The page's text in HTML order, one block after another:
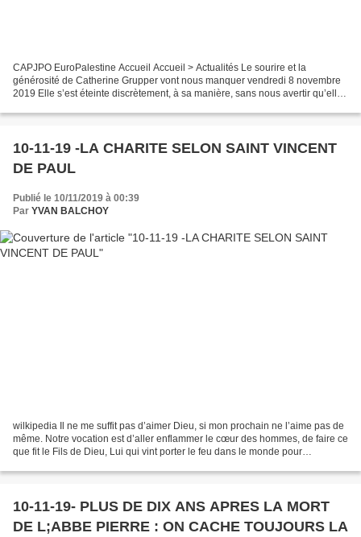
CAPJPO EuroPalestine Accueil Accueil > Actualités Le sourire et la
générosité de Catherine Grupper vont nous manquer vendredi 8 novembre
2019 Elle s’est éteinte discrètement, à sa manière, sans nous avertir qu’elle
10-11-19 -LA CHARITE SELON SAINT VINCENT
DE PAUL
Publié le 10/11/2019 à 00:39
Par YVAN BALCHOY
wilkipedia Il ne me suffit pas d’aimer Dieu, si mon prochain ne l’aime pas de
même. Notre vocation est d’aller enflammer le cœur des hommes, de faire ce
que fit le Fils de Dieu, Lui qui vint porter le feu dans le monde pour
10-11-19- PLUS DE DIX ANS APRES LA MORT
DE L;ABBE PIERRE : ON CACHE TOUJOURS LA